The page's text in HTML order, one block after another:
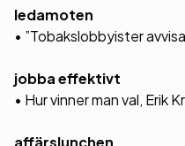
ledamoten
• ”Tobakslobbyister
jobba effektivt
• Hur vinner man val, Erik
affärslunchen